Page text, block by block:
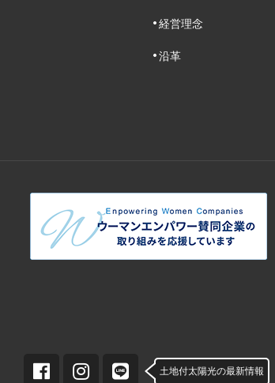
経営理念
沿革
土地付太陽光の最新情報